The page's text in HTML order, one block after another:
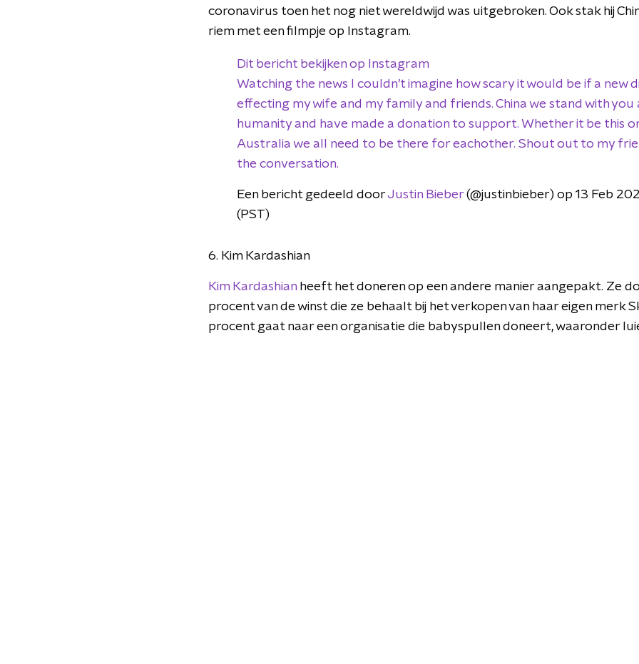
coronavirus toen het nog niet wereldwijd was uitgebroken. Ook stak hij
riem met een filmpje op Instagram.
Dit bericht bekijken op Instagram
Watching the news I couldn’t imagine how scary it would be if a new
effecting my wife and my family and friends. China we stand with you
humanity and have made a donation to support. Whether it be this
Australia we all need to be there for eachother. Shout out to my
the conversation.
Een bericht gedeeld doorJustin Bieber (@justinbieber) op 13 Feb
(PST)
6. Kim Kardashian
Kim Kardashian heeft het doneren op een andere manier aangepakt. Ze
procent van de winst die ze behaalt bij het verkopen van haar eigen merk
procent gaat naar een organisatie die babyspullen doneert, waaronder